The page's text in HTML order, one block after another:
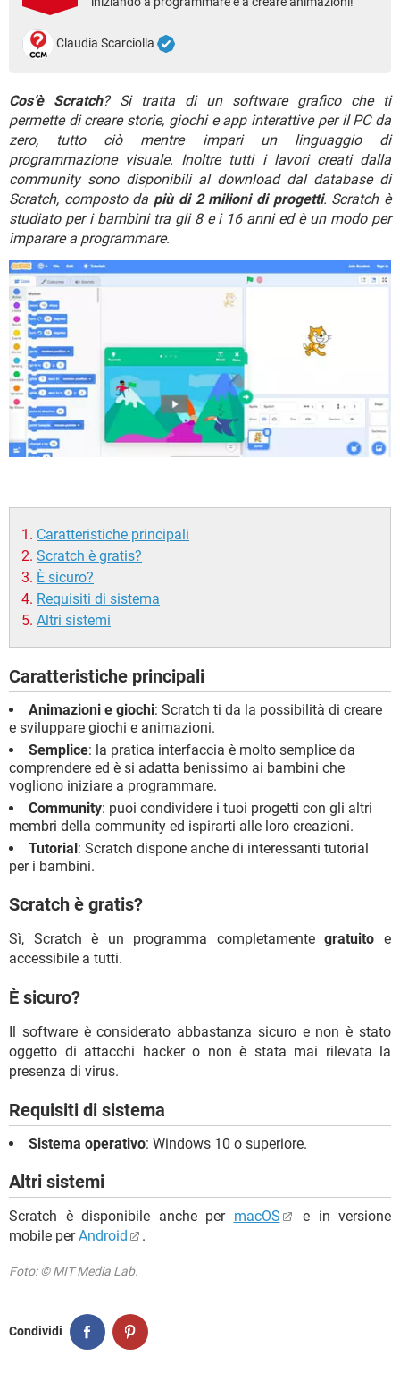
TIKTOK FACEBOOK
HARDWARE
Claudia Scarciolla
Cos’è Scratch? Si tratta di un software grafico che ti
permette di creare storie, giochi e app interattive per il PC da
zero, tutto ciò mentre impari un linguaggio di
programmazione visuale. Inoltre tutti i lavori creati dalla
community sono disponibili al download dal database di
Scratch, composto da più di 2 milioni di progetti. Scratch è
studiato per i bambini tra gli 8 e i 16 anni ed è un modo per
imparare a programmare.
Caratteristiche principali
Scratch è gratis?
È sicuro?
Requisiti di sistema
Altri sistemi
Caratteristiche principali
Animazioni e giochi: Scratch ti da la possibilità di creare
e sviluppare giochi e animazioni.
Semplice: la pratica interfaccia è molto semplice da
comprendere ed è si adatta benissimo ai bambini che
vogliono iniziare a programmare.
Community: puoi condividere i tuoi progetti con gli altri
membri della community ed ispirarti alle loro creazioni.
Tutorial: Scratch dispone anche di interessanti tutorial
per i bambini.
Scratch è gratis?
Sì, Scratch è un programma completamentegratuito e
accessibile a tutti.
È sicuro?
Il software è considerato abbastanza sicuro e non è stato
oggetto di attacchi hacker o non è stata mai rilevata la
presenza di virus.
Requisiti di sistema
Sistema operativo: Windows 10 o superiore.
Altri sistemi
Scratch è disponibile anche per macOS
e in versione
mobile perAndroid .
Foto: © MIT Media Lab.
Condividi